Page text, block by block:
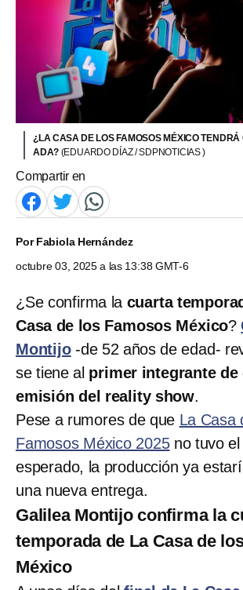
¿LA CASA DE LOS FAMOSOS MÉXICO
ADA? (EDUARDO DÍAZ / SDPNOTICIAS )
Compartir en
PorFabiola Hernández
octubre 03, 2025 a las 13:38 GMT-6
¿Se confirma la cuarta
Casa de los Famosos México?
Montijo-de 52 años de edad-
se tiene al primer integrante de
emisión del reality show.
Pese a rumores de que La Casa
Famosos México 2025no tuvo el
esperado, la producción ya
una nueva entrega.
Galilea Montijo confirma la
temporada de La Casa de
México